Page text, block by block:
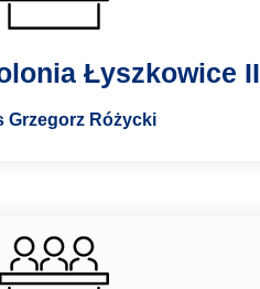
Łyszkowice II
Grzegorz Różycki